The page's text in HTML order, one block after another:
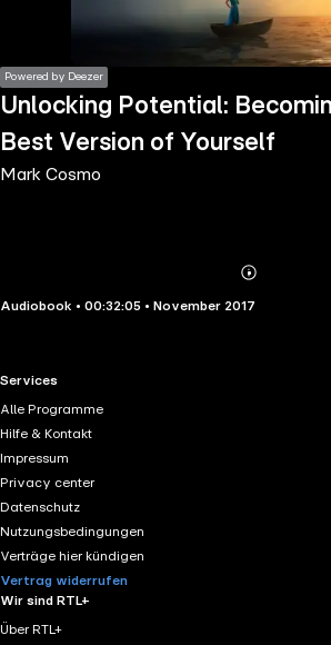
Powered by Deezer
Unlocking Potential:
Best Version of Yourself
Mark Cosmo
Mehr
Details
Audiobook • 00:32:05 • November 2017
RTL+ useful links.
Services
Alle Programme
Hilfe & Kontakt
Impressum
Privacy center
Datenschutz
Nutzungsbedingungen
Verträge hier kündigen
Vertrag widerrufen
Wir sind RTL+
Über RTL+